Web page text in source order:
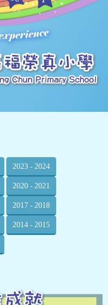
2023 - 2024
2020 - 2021
2017 - 2018
2014 - 2015